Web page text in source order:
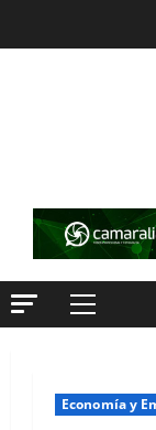
Menú
Economía y